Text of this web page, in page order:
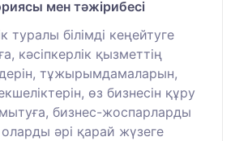
мен тәжірибесі
туралы білімді кеңейтуге
кәсіпкерлік қызметтің
тұжырымдамаларын,
өз бизнесін құру
бизнес-жоспарларды
оларды әрі қарай жүзеге